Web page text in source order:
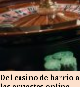
Del casino de barrio